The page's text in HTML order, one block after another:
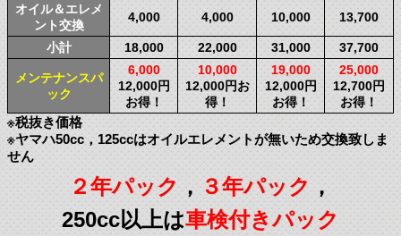
オイル＆エレメ
ント交換
4,000 4,000 10,000 13,700
小計 18,000 22,000 31,000 37,700
メンテナンスパ
ック
6,000
12,000円
お得！
10,000
12,000円お
得！
19,000
12,000円
お得！
25,000
12,700円
お得！
※税抜き価格
※ヤマハ50cc，125ccはオイルエレメントが無いため交換致しま
せん
２年パック，３年パック，
250cc以上は車検付きパック